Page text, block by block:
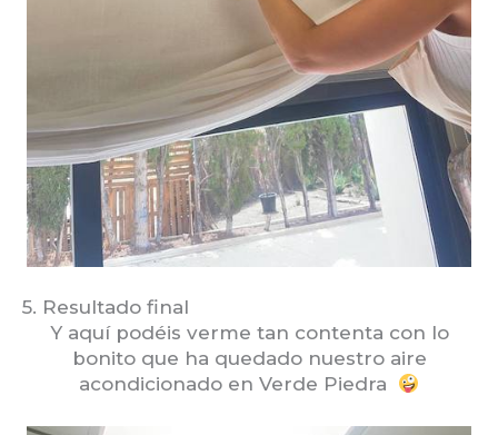
5. Resultado final
Y aquí podéis verme tan contenta con lo
bonito que ha quedado nuestro aire
acondicionado en Verde Piedra